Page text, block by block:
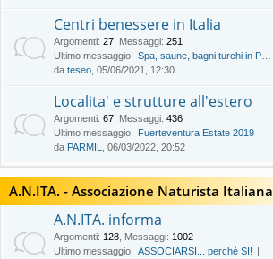
Centri benessere in Italia
Argomenti: 27 Messaggi: 251
Ultimo messaggio: Spa, saune, bagni turchi in P…
da teseo , 05/06/2021, 12:30
Localita' e strutture all'estero
Argomenti: 67 Messaggi: 436
Ultimo messaggio: Fuerteventura Estate 2019
da PARMIL , 06/03/2022, 20:52
A.N.ITA. - Associazione Naturista Italiana
A.N.ITA. informa
Argomenti: 128 Messaggi: 1002
Ultimo messaggio: ASSOCIARSI... perchè SI!